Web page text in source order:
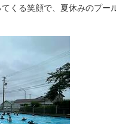
くる笑顔で、夏休みのプー